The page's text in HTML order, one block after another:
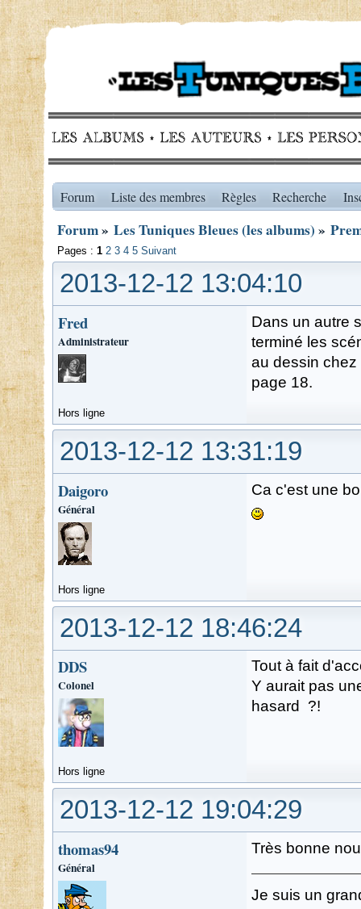
Forum Liste des membres Règles Recherche
Forum» Les Tuniques Bleues (les albums) »
Pages : 1 2 3 4 5 Suivant
2013-12-12 13:04:10
Fred
Administrateur
Dans un autre
terminé les
au dessin chez
page 18.
Hors ligne
2013-12-12 13:31:19
Daigoro
Général
Ca c'est une
Hors ligne
2013-12-12 18:46:24
DDS
Colonel
Tout à fait
Y aurait pas
hasard ?!
Hors ligne
2013-12-12 19:04:29
thomas94
Général
Très bonne
Je suis un